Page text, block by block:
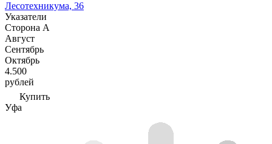
Лесотехникума, 36
Указатели
Сторона А
Август
Сентябрь
Октябрь
4.500
рублей
Купить
Уфа